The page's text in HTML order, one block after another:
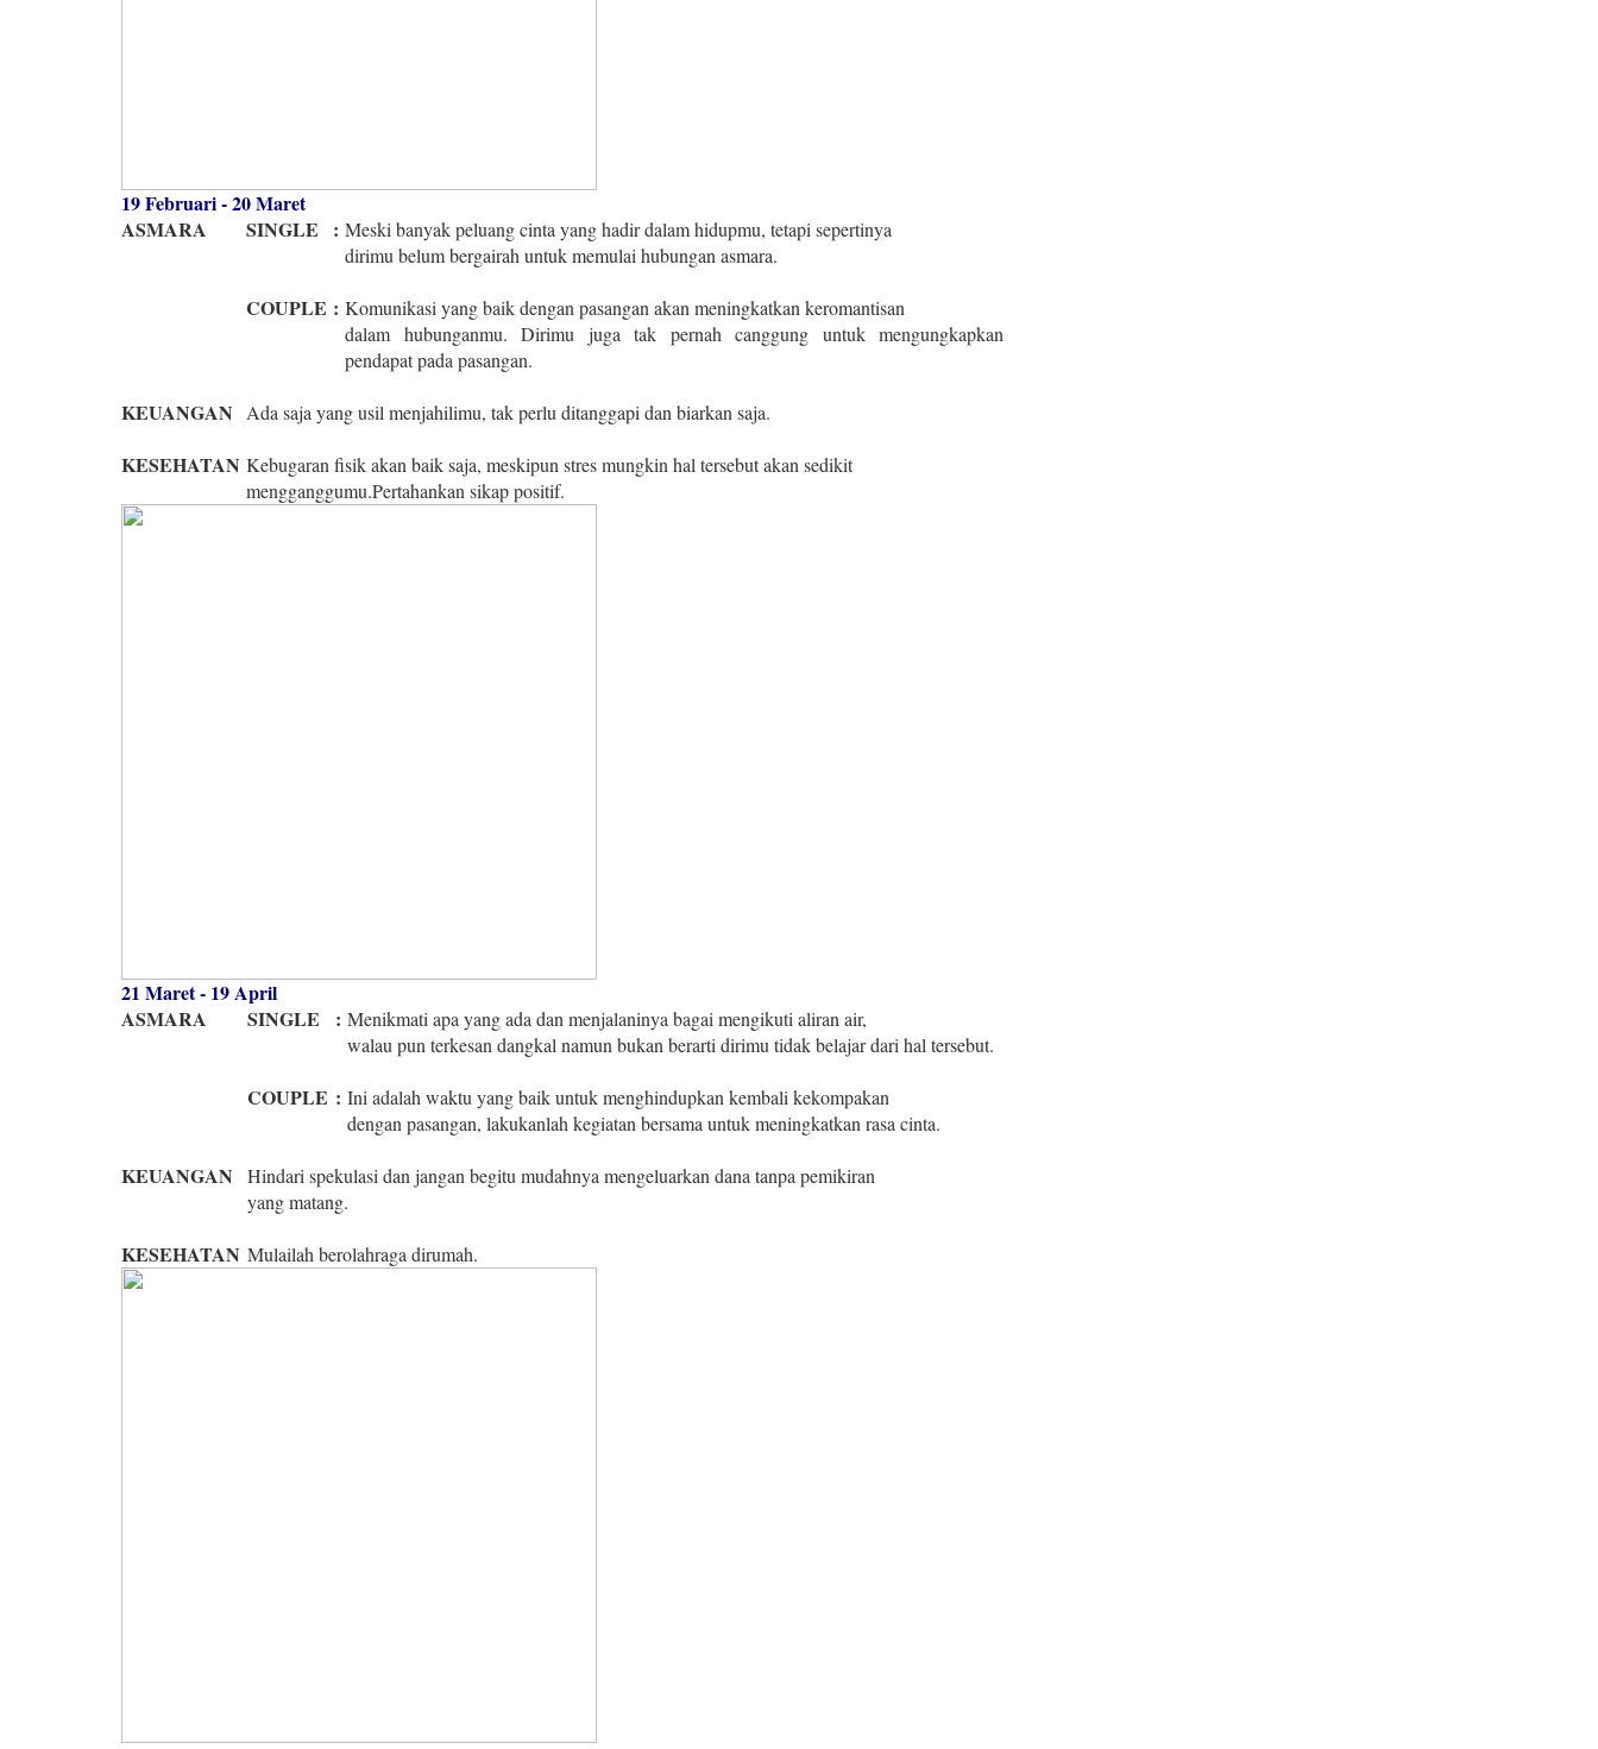
19 Februari - 20 Maret
ASMARA
SINGLE : Meski banyak peluang cinta yang hadir dalam hidupmu, tetapi sepertinya
dirimu belum bergairah untuk memulai hubungan asmara.
COUPLE : Komunikasi yang baik dengan pasangan akan meningkatkan keromantisan
dalam hubunganmu. Dirimu juga tak pernah canggung untuk mengungkapkan
pendapat pada pasangan.
KEUANGAN Ada saja yang usil menjahilimu, tak perlu ditanggapi dan biarkan saja.
KESEHATAN Kebugaran fisik akan baik saja, meskipun stres mungkin hal tersebut akan sedikit
mengganggumu.Pertahankan sikap positif.
21 Maret - 19 April
ASMARA
SINGLE : Menikmati apa yang ada dan menjalaninya bagai mengikuti aliran air,
walau pun terkesan dangkal namun bukan berarti dirimu tidak belajar dari hal tersebut.
COUPLE : Ini adalah waktu yang baik untuk menghindupkan kembali kekompakan
dengan pasangan, lakukanlah kegiatan bersama untuk meningkatkan rasa cinta.
KEUANGAN
Hindari spekulasi dan jangan begitu mudahnya mengeluarkan dana tanpa pemikiran
yang matang.
KESEHATAN Mulailah berolahraga dirumah.